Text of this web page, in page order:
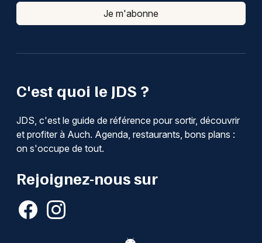
C'est quoi le JDS ?
JDS, c'est le guide de référence pour sortir, découvrir
et profiter à Auch. Agenda, restaurants, bons plans :
on s'occupe de tout.
Rejoignez-nous sur
Je m'abonne